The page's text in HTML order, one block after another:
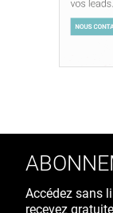
Accédez sans
recevez